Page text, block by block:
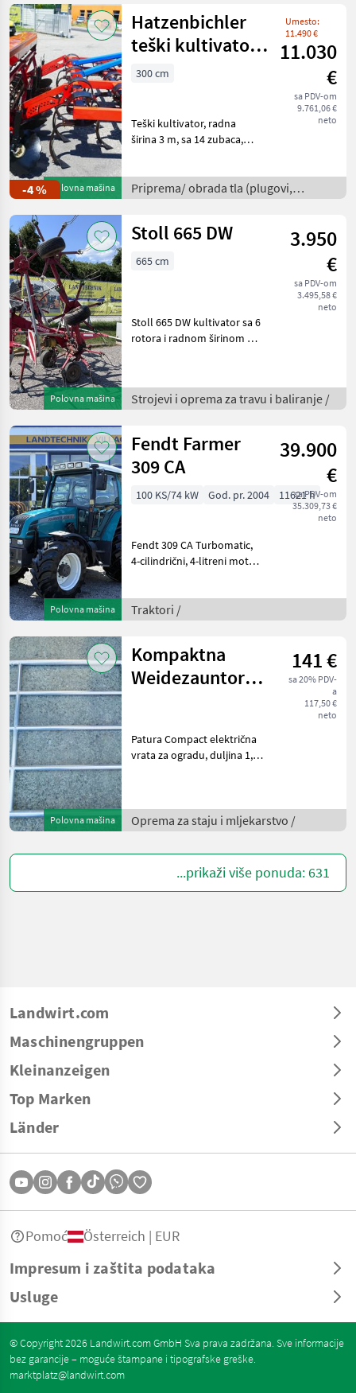
-4 % Polovna mašina
Hatzenbichler
teški kultivator
300 +
Umesto:
11.490 €
11.030
€
sa PDV-om
9.761,06 €
neto
300 cm
Teški kultivator, radna
širina 3 m, sa 14 zubaca,
podesivim vodećim
diskovima, valjkom za
upravljanom sij
Priprema/ obrada tla (plugovi,
kultivatori, tanjurače i dr.) /
Polovna mašina
Stoll 665 DW
3.950
€
sa PDV-om
3.495,58 €
neto
665 cm
Stoll 665 DW kultivator sa 6
rotora i radnom širinom od
mehanizam za sklapanje, sa
znakovima upozorenja,
Strojevi i oprema za travu i baliranje /
Polovna mašina
Fendt Farmer
309 CA
39.900
€
sa PDV-om
35.309,73 €
neto
100 KS/74 kW God. pr. 2004 11621 h
Fendt 309 CA Turbomatic,
4-cilindrični, 4-litreni motor,
zračnim ovjesom,
suvozačko sjedalo, krovni
Traktori /
Polovna mašina
Kompaktna
Weidezauntor
141 €
sa 20% PDV-
a
117,50 €
neto
Patura Compact električna
vrata za ogradu, duljina 1,
Čvrsta, vruće pocinčana
čelična cij
Oprema za staju i mljekarstvo /
...prikaži više ponuda: 631
Landwirt.com
Maschinengruppen
Kleinanzeigen
Top Marken
Länder
Impresum i zaštita podataka
Usluge
Pomoć Österreich | EUR
© Copyright 2026 Landwirt.com GmbH Sva prava zadržana. Sve informacije
bez garancije – moguće štampane i tipografske greške.
marktplatz@landwirt.com